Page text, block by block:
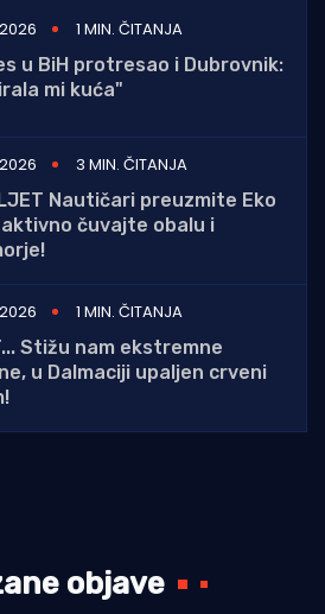
1 MIN. ČITANJA
u BiH protresao i Dubrovnik:
mi kuća"
3 MIN. ČITANJA
Nautičari preuzmite Eko
aktivno čuvajte obalu i
1 MIN. ČITANJA
Stižu nam ekstremne
u Dalmaciji upaljen crveni
objave